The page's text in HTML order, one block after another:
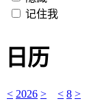
记住我
日历
< 2026 > < 8 >